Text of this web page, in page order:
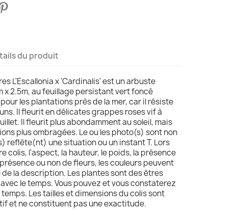
du produit
L'Escallonia x 'Cardinalis' est un arbuste
x 2.5m, au feuillage persistant vert foncé
les plantations près de la mer, car il résiste
Il fleurit en délicates grappes roses vif à
Il fleurit plus abondamment au soleil, mais
plus ombragées. Le ou les photo(s) sont non
reflète(nt) une situation ou un instant T. Lors
colis, l'aspect, la hauteur, le poids, la présence
ou non de fleurs, les couleurs peuvent
la description. Les plantes sont des êtres
le temps. Vous pouvez et vous constaterez
Les tailles et dimensions du colis sont
et ne constituent pas une exactitude.